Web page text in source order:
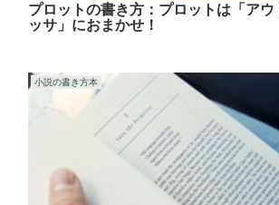
プロットの書き方：プロットは「アウ
ッサ」におまかせ！
小説の書き方本